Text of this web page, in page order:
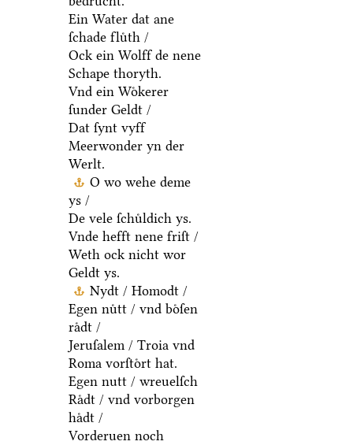
Ein Water dat ane
ſchade fluͤth /
Ock ein Wolff de nene
Schape thoryth.
Vnd ein Woͤkerer
ſunder Geldt /
Dat ſynt vyff
Meerwonder yn der
Werlt.
O wo wehe deme
ys /
De vele ſchuͤldich ys.
Vnde hefft nene friſt /
Weth ock nicht wor
Geldt ys.
Nydt / Homodt /
Egen nuͤtt / vnd boͤſen
raͤdt /
Jeruſalem / Troia vnd
Roma vorſtoͤrt hat.
Egen nutt / wreuelſch
Raͤdt / vnd vorborgen
haͤdt /
Vorderuen noch